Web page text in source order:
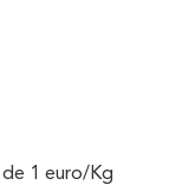
1 euro/Kg